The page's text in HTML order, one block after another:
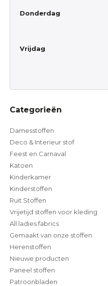
Donderdag
Vrijdag
Categorieën
Damesstoffen
Deco & Interieur stof
Feest en Carnaval
Katoen
Kinderkamer
Kinderstoffen
Ruit Stoffen
Vrijetijd stoffen voor kleding
All ladies fabrics
Gemaakt van onze stoffen
Herenstoffen
Nieuwe producten
Paneel stoffen
Patroonbladen